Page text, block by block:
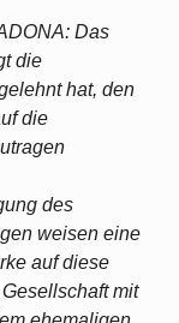
Das
die
hat, den
die
des
weisen eine
auf diese
mit